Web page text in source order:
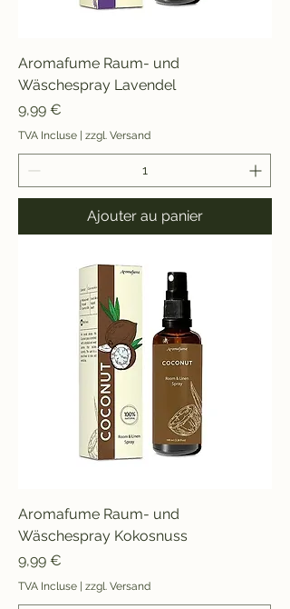
Aromafume Raum- und
Wäschespray Lavendel
Prix
9,99 €
TVA Incluse | zzgl. Versand
Ajouter au panier
Aromafume Raum- und
Wäschespray Kokosnuss
Prix
9,99 €
TVA Incluse | zzgl. Versand